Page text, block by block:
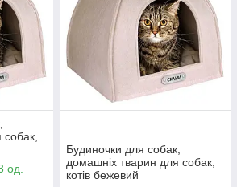
од.
Будиночки для собак,
домашніх тварин для собак,
котів бежевий